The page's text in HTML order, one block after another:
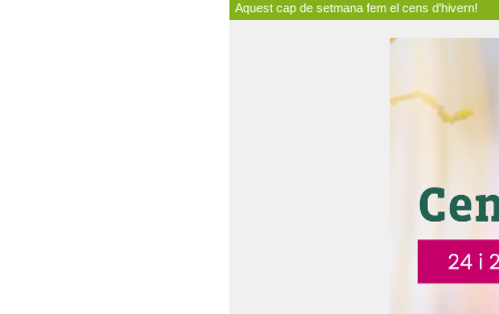
Aquest cap de setmana fem el cens d'hivern!